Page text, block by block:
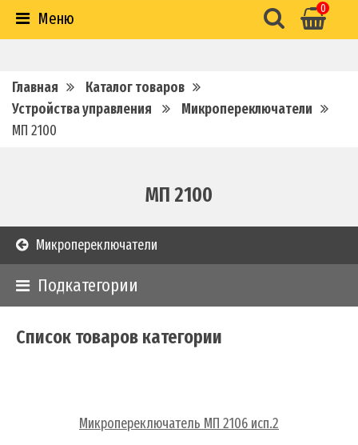
Меню
0
Главная
Каталог товаров
Устройства управления
Микропереключатели
МП 2100
МП 2100
Микропереключатели
Подкатегории
Список товаров категории
Микропереключатель МП 2106 исп.2